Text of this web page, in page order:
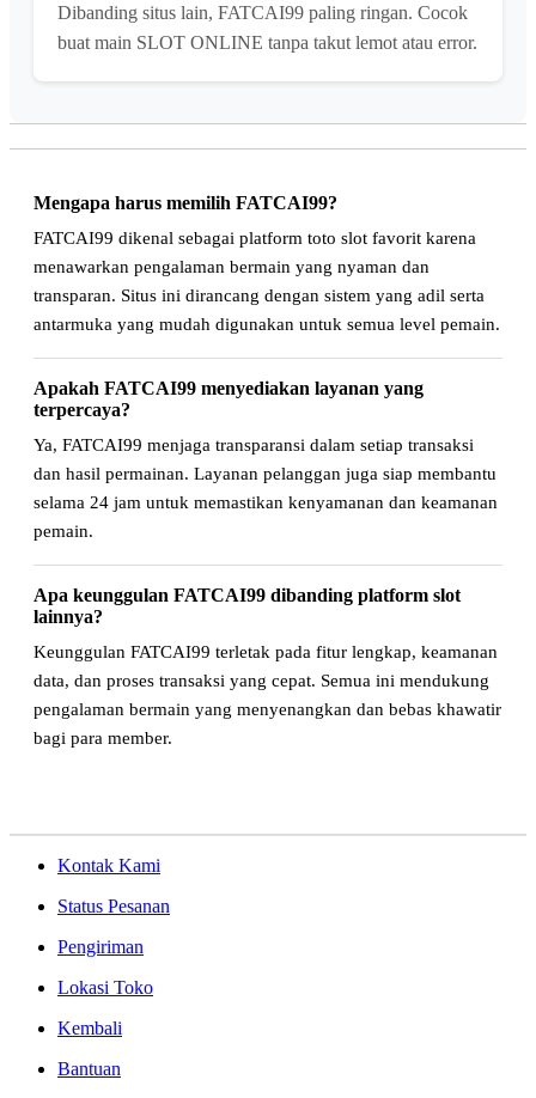
Dibanding situs lain, FATCAI99 paling ringan. Cocok
buat main SLOT ONLINE tanpa takut lemot atau error.
Mengapa harus memilih FATCAI99?
FATCAI99 dikenal sebagai platform toto slot favorit karena
menawarkan pengalaman bermain yang nyaman dan
transparan. Situs ini dirancang dengan sistem yang adil serta
antarmuka yang mudah digunakan untuk semua level pemain.
Apakah FATCAI99 menyediakan layanan yang
terpercaya?
Ya, FATCAI99 menjaga transparansi dalam setiap transaksi
dan hasil permainan. Layanan pelanggan juga siap membantu
selama 24 jam untuk memastikan kenyamanan dan keamanan
pemain.
Apa keunggulan FATCAI99 dibanding platform slot
lainnya?
Keunggulan FATCAI99 terletak pada fitur lengkap, keamanan
data, dan proses transaksi yang cepat. Semua ini mendukung
pengalaman bermain yang menyenangkan dan bebas khawatir
bagi para member.
Kontak Kami
Status Pesanan
Pengiriman
Lokasi Toko
Kembali
Bantuan